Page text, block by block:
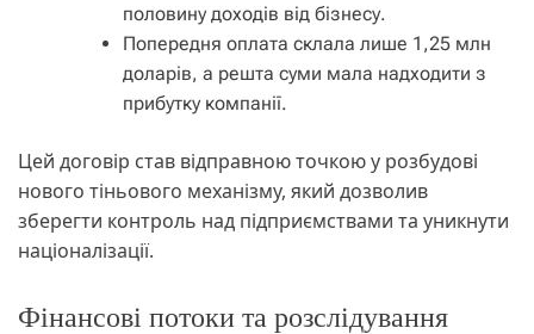
половину доходів від бізнесу.
Попередня оплата склала лише 1,25 млн
доларів, а решта суми мала надходити з
прибутку компанії.
Цей договір став відправною точкою у розбудові
нового тіньового механізму, який дозволив
зберегти контроль над підприємствами та уникнути
націоналізації.
Фінансові потоки та розслідування